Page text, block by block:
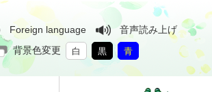
Foreign language
音声読み上げ
背景色変更 白 黒 青